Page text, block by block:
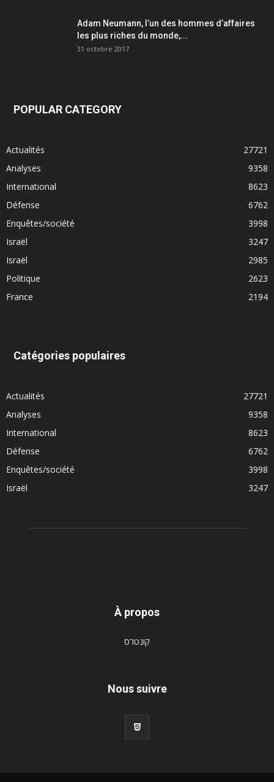
Adam Neumann, l’un des hommes d’affaires
les plus riches du monde,...
31 octobre 2017
POPULAR CATEGORY
Actualités
27721
Analyses
9358
International
8623
Défense
6762
Enquêtes/société
3998
Israël
3247
Israël
2985
Politique
2623
France
2194
Catégories populaires
Actualités
27721
Analyses
9358
International
8623
Défense
6762
Enquêtes/société
3998
Israël
3247
À propos
קונטרס
Nous suivre